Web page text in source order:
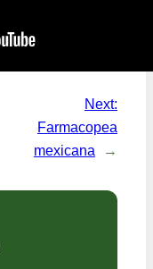
Next:
Farmacopea
mexicana
→